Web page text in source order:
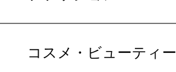
コスメ・ビューティー